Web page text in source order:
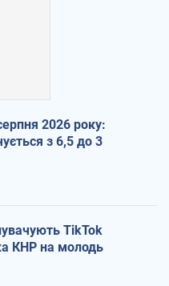
2026 року:
з 6,5 до 3
TikTok
КНР на молодь